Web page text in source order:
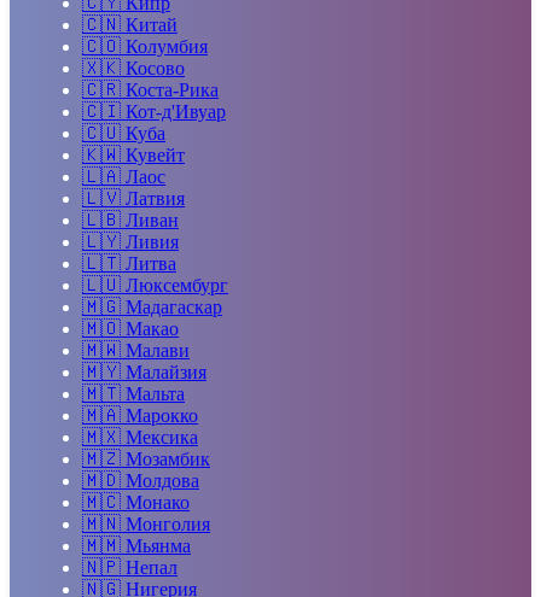
🇨🇳 Китай
🇨🇴 Колумбия
🇽🇰 Косово
🇨🇷 Коста-Рика
🇨🇮 Кот-д'Ивуар
🇨🇺 Куба
🇰🇼 Кувейт
🇱🇦 Лаос
🇱🇻 Латвия
🇱🇧 Ливан
🇱🇾 Ливия
🇱🇹 Литва
🇱🇺 Люксембург
🇲🇬 Мадагаскар
🇲🇴 Макао
🇲🇼 Малави
🇲🇾 Малайзия
🇲🇹 Мальта
🇲🇦 Марокко
🇲🇽 Мексика
🇲🇿 Мозамбик
🇲🇩 Молдова
🇲🇨 Монако
🇲🇳 Монголия
🇲🇲 Мьянма
🇳🇵 Непал
🇳🇬 Нигерия